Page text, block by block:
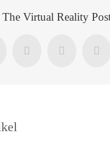
The Virtual Reality
X LinkedInE-